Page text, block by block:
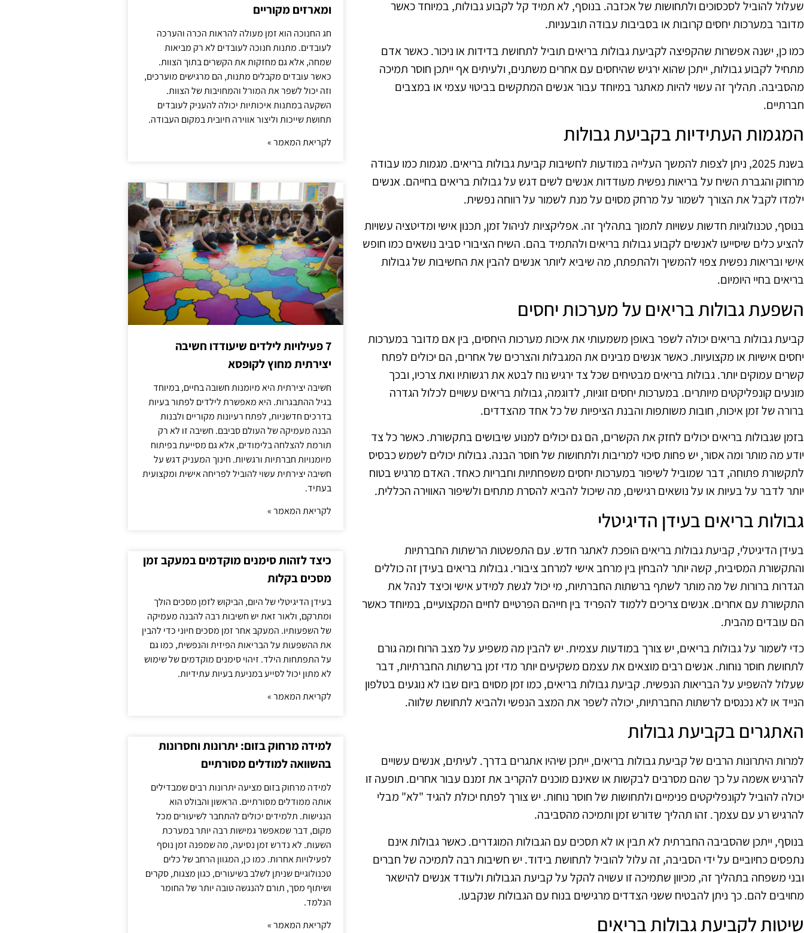
שעלול להוביל לסכסוכים ולתחושות של אכזבה. בנוסף, לא תמיד קל לקבוע גבולות, במיוחד כאשר
מדובר במערכות יחסים קרובות או בסביבות עבודה תובעניות.
כמו כן, ישנה אפשרות שהקפיצה לקביעת גבולות בריאים תוביל לתחושת בדידות או ניכור. כאשר אדם
מתחיל לקבוע גבולות, ייתכן שהוא ירגיש שהיחסים עם אחרים משתנים, ולעיתים אף ייתכן חוסר תמיכה
מהסביבה. תהליך זה עשוי להיות מאתגר במיוחד עבור אנשים המתקשים בביטוי עצמי או במצבים
חברתיים.
המגמות העתידיות בקביעת גבולות
בשנת 2025, ניתן לצפות להמשך העלייה במודעות לחשיבות קביעת גבולות בריאים. מגמות כמו עבודה
מרחוק והגברת השיח על בריאות נפשית מעודדות אנשים לשים דגש על גבולות בריאים בחייהם. אנשים
ילמדו לקבל את הצורך לשמור על מרחק מסוים על מנת לשמור על רווחה נפשית.
בנוסף, טכנולוגיות חדשות עשויות לתמוך בתהליך זה. אפליקציות לניהול זמן, תכנון אישי ומדיטציה עשויות
להציע כלים שיסייעו לאנשים לקבוע גבולות בריאים ולהתמיד בהם. השיח הציבורי סביב נושאים כמו חופש
אישי ובריאות נפשית צפוי להמשיך ולהתפתח, מה שיביא ליותר אנשים להבין את החשיבות של גבולות
בריאים בחיי היומיום.
השפעת גבולות בריאים על מערכות יחסים
קביעת גבולות בריאים יכולה לשפר באופן משמעותי את איכות מערכות היחסים, בין אם מדובר במערכות
יחסים אישיות או מקצועיות. כאשר אנשים מבינים את המגבלות והצרכים של אחרים, הם יכולים לפתח
קשרים עמוקים יותר. גבולות בריאים מבטיחים שכל צד ירגיש נוח לבטא את רגשותיו ואת צרכיו, ובכך
מונעים קונפליקטים מיותרים. במערכות יחסים זוגיות, לדוגמה, גבולות בריאים עשויים לכלול הגדרה
ברורה של זמן איכות, חובות משותפות והבנת הציפיות של כל אחד מהצדדים.
בזמן שגבולות בריאים יכולים לחזק את הקשרים, הם גם יכולים למנוע שיבושים בתקשורת. כאשר כל צד
יודע מה מותר ומה אסור, יש פחות סיכוי למריבות ולתחושות של חוסר הבנה. גבולות יכולים לשמש כבסיס
לתקשורת פתוחה, דבר שמוביל לשיפור במערכות יחסים משפחתיות וחבריות כאחד. האדם מרגיש בטוח
יותר לדבר על בעיות או על נושאים רגישים, מה שיכול להביא להסרת מתחים ולשיפור האווירה הכללית.
גבולות בריאים בעידן הדיגיטלי
בעידן הדיגיטלי, קביעת גבולות בריאים הופכת לאתגר חדש. עם התפשטות הרשתות החברתיות
והתקשורת המסיבית, קשה יותר להבחין בין מרחב אישי למרחב ציבורי. גבולות בריאים בעידן זה כוללים
הגדרות ברורות של מה מותר לשתף ברשתות החברתיות, מי יכול לגשת למידע אישי וכיצד לנהל את
התקשורת עם אחרים. אנשים צריכים ללמוד להפריד בין חייהם הפרטיים לחיים המקצועיים, במיוחד כאשר
הם עובדים מהבית.
כדי לשמור על גבולות בריאים, יש צורך במודעות עצמית. יש להבין מה משפיע על מצב הרוח ומה גורם
לתחושת חוסר נוחות. אנשים רבים מוצאים את עצמם משקיעים יותר מדי זמן ברשתות החברתיות, דבר
שעלול להשפיע על הבריאות הנפשית. קביעת גבולות בריאים, כמו זמן מסוים ביום שבו לא נוגעים בטלפון
הנייד או לא נכנסים לרשתות החברתיות, יכולה לשפר את המצב הנפשי ולהביא לתחושת שלווה.
האתגרים בקביעת גבולות
למרות היתרונות הרבים של קביעת גבולות בריאים, ייתכן שיהיו אתגרים בדרך. לעיתים, אנשים עשויים
להרגיש אשמה על כך שהם מסרבים לבקשות או שאינם מוכנים להקריב את זמנם עבור אחרים. תופעה זו
יכולה להוביל לקונפליקטים פנימיים ולתחושות של חוסר נוחות. יש צורך לפתח יכולת להגיד "לא" מבלי
להרגיש רע עם עצמך. זהו תהליך שדורש זמן ותמיכה מהסביבה.
בנוסף, ייתכן שהסביבה החברתית לא תבין או לא תסכים עם הגבולות המוגדרים. כאשר גבולות אינם
נתפסים כחיוביים על ידי הסביבה, זה עלול להוביל לתחושת בידוד. יש חשיבות רבה לתמיכה של חברים
ובני משפחה בתהליך זה, מכיוון שתמיכה זו עשויה להקל על קביעת הגבולות ולעודד אנשים להישאר
מחויבים להם. כך ניתן להבטיח ששני הצדדים מרגישים בנוח עם הגבולות שנקבעו.
שיטות לקביעת גבולות בריאים
ומארזים מקוריים
חג החנוכה הוא זמן מעולה להראות הכרה והערכה
לעובדים. מתנות חנוכה לעובדים לא רק מביאות
שמחה, אלא גם מחזקות את הקשרים בתוך הצוות.
כאשר עובדים מקבלים מתנות, הם מרגישים מוערכים,
וזה יכול לשפר את המורל והמחויבות של הצוות.
השקעה במתנות איכותיות יכולה להעניק לעובדים
תחושת שייכות וליצור אווירה חיובית במקום העבודה.
לקריאת המאמר »
7 פעילויות לילדים שיעודדו חשיבה
יצירתית מחוץ לקופסא
חשיבה יצירתית היא מיומנות חשובה בחיים, במיוחד
בגיל ההתבגרות. היא מאפשרת לילדים לפתור בעיות
בדרכים חדשניות, לפתח רעיונות מקוריים ולבנות
הבנה מעמיקה של העולם סביבם. חשיבה זו לא רק
תורמת להצלחה בלימודים, אלא גם מסייעת בפיתוח
מיומנויות חברתיות ורגשיות. חינוך המעניק דגש על
חשיבה יצירתית עשוי להוביל לפריחה אישית ומקצועית
בעתיד.
לקריאת המאמר »
כיצד לזהות סימנים מוקדמים במעקב זמן
מסכים בקלות
בעידן הדיגיטלי של היום, הביקוש לזמן מסכים הולך
ומתרקם, ולאור זאת יש חשיבות רבה להבנה מעמיקה
של השפעותיו. המעקב אחר זמן מסכים חיוני כדי להבין
את ההשפעות על הבריאות הפיזית והנפשית, כמו גם
על התפתחות הילד. זיהוי סימנים מוקדמים של שימוש
לא מתון יכול לסייע במניעת בעיות עתידיות.
לקריאת המאמר »
למידה מרחוק בזום: יתרונות וחסרונות
בהשוואה למודלים מסורתיים
למידה מרחוק בזום מציעה יתרונות רבים שמבדילים
אותה ממודלים מסורתיים. הראשון והבולט הוא
הנגישות. תלמידים יכולים להתחבר לשיעורים מכל
מקום, דבר שמאפשר גמישות רבה יותר במערכת
השעות. לא נדרש זמן נסיעה, מה שמפנה זמן נוסף
לפעילויות אחרות. כמו כן, המגוון הרחב של כלים
טכנולוגיים שניתן לשלב בשיעורים, כגון מצגות, סקרים
ושיתוף מסך, תורם להנגשה טובה יותר של החומר
הנלמד.
לקריאת המאמר »